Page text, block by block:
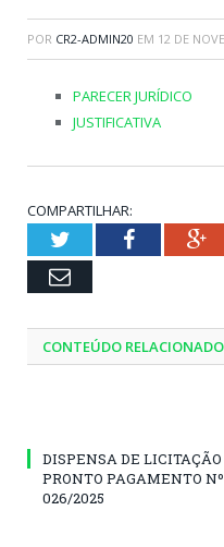
POR CR2-ADMIN20 EM 12 DE
PARECER JURÍDICO
JUSTIFICATIVA
COMPARTILHAR:
TwitterFacebook
Email
CONTEÚDO RELACIONADO
DISPENSA DE
PRONTO PAGAMENTO Nº
026/2025